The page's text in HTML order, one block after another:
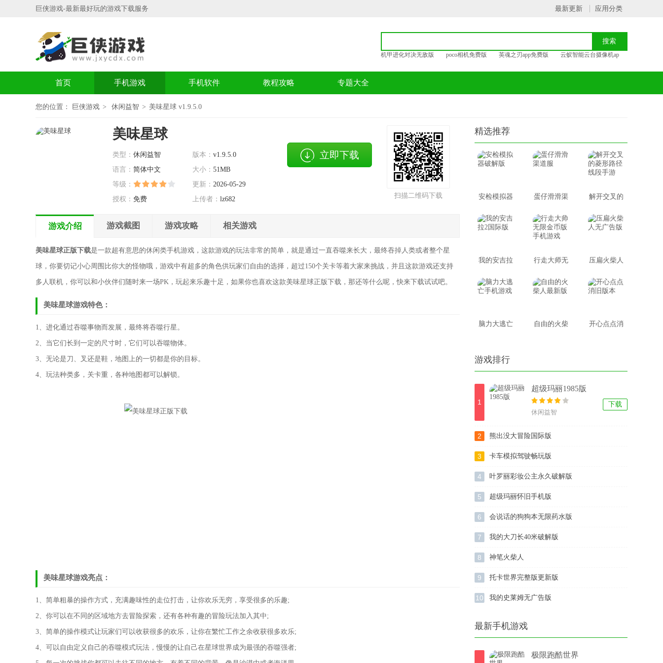
巨侠游戏-最新最好玩的游戏下载服务 最新更新 应用分类
机甲进化对决无敌版 poco相机免费版 英魂之刃app免费版
云蚁智能云台摄像机ap
首页 手机游戏 手机软件 教程攻略 专题大全
您的位置： 巨侠游戏 休闲益智 美味星球 v1.9.5.0
美味星球
类型： 休闲益智 版本： v1.9.5.0
语言： 简体中文 大小： 51MB
等级：
更新： 2026-05-29
授权： 免费 上传者： lz682 扫描二维码下载
立即下载
游戏介绍 游戏截图 游戏攻略 相关游戏
美味星球正版下载是一款超有意思的休闲类手机游戏，这款游戏的玩法非常的简单，就是通过一直吞噬来长大，最终吞掉人类或者整个星
球，你要切记小心周围比你大的怪物哦，游戏中有超多的角色供玩家们自由的选择，超过150个关卡等着大家来挑战，并且这款游戏还支持
多人联机，你可以和小伙伴们随时来一场PK，玩起来乐趣十足，如果你也喜欢这款美味星球正版下载，那还等什么呢，快来下载试试吧。
美味星球游戏特色：
1、进化通过吞噬事物而发展，最终将吞噬行星。
2、当它们长到一定的尺寸时，它们可以吞噬物体。
3、无论是刀、叉还是鞋，地图上的一切都是你的目标。
4、玩法种类多，关卡重，各种地图都可以解锁。
美味星球游戏亮点：
1、简单粗暴的操作方式，充满趣味性的走位打击，让你欢乐无穷，享受很多的乐趣;
2、你可以在不同的区域地方去冒险探索，还有各种有趣的冒险玩法加入其中;
3、简单的操作模式让玩家们可以收获很多的欢乐，让你在繁忙工作之余收获很多欢乐;
4、可以自由定义自己的吞噬模式玩法，慢慢的让自己在星球世界成为最强的吞噬强者;
精选推荐
安检模拟器
破解版
蛋仔滑滑渠
道服
解开交叉的
菱形路径线
我的安吉拉
2国际版
行走大师无
限金币版手
压扁火柴人
无广告版
脑力大逃亡 自由的火柴 开心点点消
游戏排行
1
超级玛丽1985版
休闲益智
下载
2 熊出没大冒险国际版
3 卡车模拟驾驶畅玩版
4 叶罗丽彩妆公主永久破解版
5 超级玛丽怀旧手机版
6 会说话的狗狗本无限药水版
7 我的大刀长40米破解版
8 神笔火柴人
9 托卡世界完整版更新版
10 我的史莱姆无广告版
最新手机游戏
极限跑酷世界